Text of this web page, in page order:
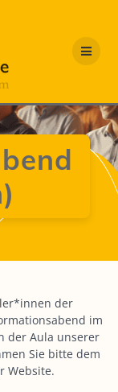
der
im
der Aula unserer
Sie bitte dem
Website.